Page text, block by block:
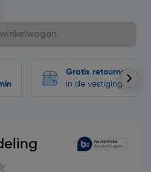
winkelwagen
Gratis retourneren
in de vestigingen